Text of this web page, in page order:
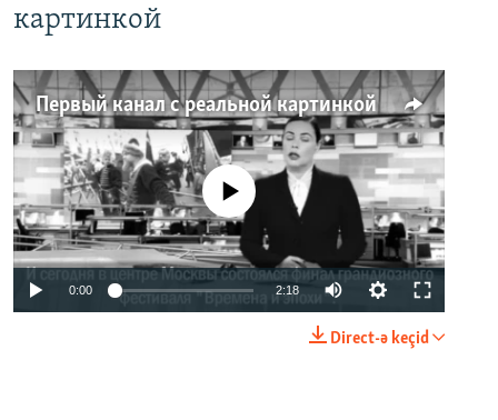
картинкой
Первый канал с реальной картинкой
No media source currently available
0:00 2:18
Direct-ə keçid